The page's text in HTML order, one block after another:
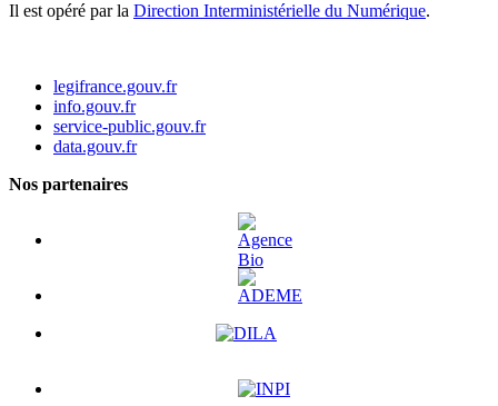
Il est opéré par la Direction Interministérielle du Numérique.
legifrance.gouv.fr
info.gouv.fr
service-public.gouv.fr
data.gouv.fr
Nos partenaires